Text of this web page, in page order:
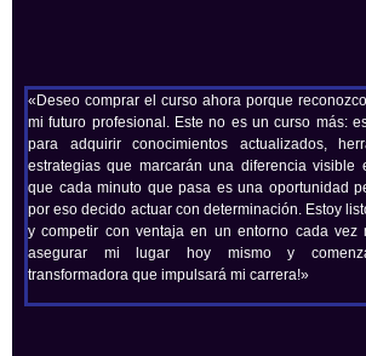
«Deseo comprar el curso ahora porque
mi futuro profesional. Este no es un curso más:
para adquirir conocimientos actualizados,
estrategias que marcarán una diferencia visible
que cada minuto que pasa es una oportunidad
por eso decido actuar con determinación. Estoy
y competir con ventaja en un entorno cada vez
asegurar mi lugar hoy mismo y
transformadora que impulsará mi carrera!»